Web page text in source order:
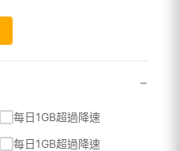
−
每日1GB超過降速
每日1GB超過降速